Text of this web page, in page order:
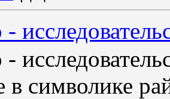
символике